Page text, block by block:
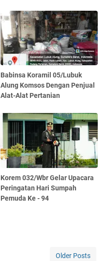
Babinsa Koramil 05/Lubuk
Alung Komsos Dengan Penjual
Alat-Alat Pertanian
Korem 032/Wbr Gelar Upacara
Peringatan Hari Sumpah
Pemuda Ke - 94
Older Posts